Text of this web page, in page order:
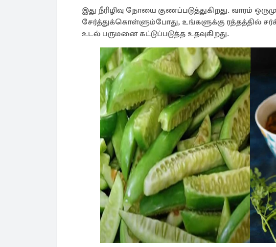
இது நீரிழிவு நோயை குணப்படுத்துகிறது. வாரம்
சேர்த்துக்கொள்ளும்போது, உங்களுக்கு ரத்தத்தில்
உடல் பருமனை கட்டுப்படுத்த உதவுகிறது.